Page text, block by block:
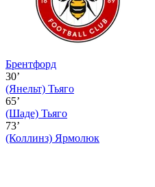
Брентфорд
30’
(Янельт) Тьяго
65’
(Шаде) Тьяго
73’
(Коллинз) Ярмолюк